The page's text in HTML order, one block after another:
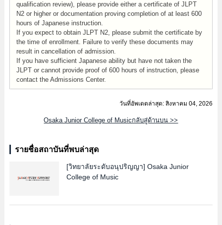
qualification review), please provide either a certificate of JLPT
N2 or higher or documentation proving completion of at least 600
hours of Japanese instruction.
If you expect to obtain JLPT N2, please submit the certificate by
the time of enrollment. Failure to verify these documents may
result in cancellation of admission.
If you have sufficient Japanese ability but have not taken the
JLPT or cannot provide proof of 600 hours of instruction, please
contact the Admissions Center.
วันที่อัพเดตล่าสุด: สิงหาคม 04, 2026
Osaka Junior College of Musicกลับสู่ด้านบน >>
รายชื่อสถาบันที่พบล่าสุด
[วิทยาลัยระดับอนุปริญญา] Osaka Junior
College of Music